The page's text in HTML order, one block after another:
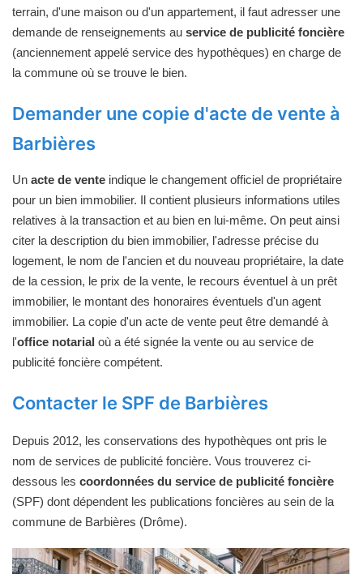
terrain, d'une maison ou d'un appartement, il faut adresser une
demande de renseignements au service de publicité foncière
(anciennement appelé service des hypothèques) en charge de
la commune où se trouve le bien.
Demander une copie d'acte de vente à
Barbières
Un acte de vente indique le changement officiel de propriétaire
pour un bien immobilier. Il contient plusieurs informations utiles
relatives à la transaction et au bien en lui-même. On peut ainsi
citer la description du bien immobilier, l'adresse précise du
logement, le nom de l'ancien et du nouveau propriétaire, la date
de la cession, le prix de la vente, le recours éventuel à un prêt
immobilier, le montant des honoraires éventuels d'un agent
immobilier. La copie d'un acte de vente peut être demandé à
l'office notarial où a été signée la vente ou au service de
publicité foncière compétent.
Contacter le SPF de Barbières
Depuis 2012, les conservations des hypothèques ont pris le
nom de services de publicité foncière. Vous trouverez ci-
dessous les coordonnées du service de publicité foncière
(SPF) dont dépendent les publications foncières au sein de la
commune de Barbières (Drôme).